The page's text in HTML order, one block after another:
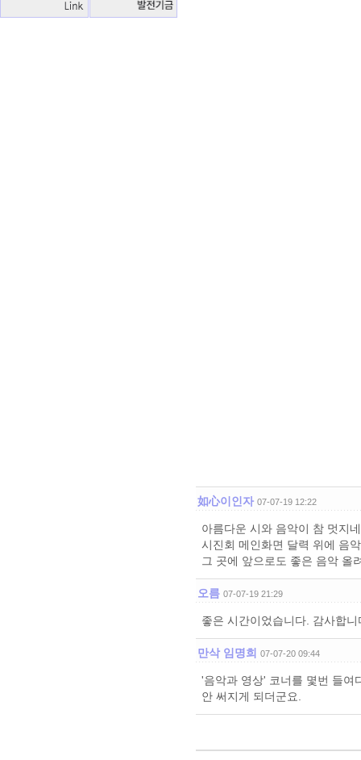
如心이인자 07-07-19 12:22
아름다운 시와 음악이 참 멋지
시진회 메인화면 달력 위에 음
그 곳에 앞으로도 좋은 음악 올
오름 07-07-19 21:29
좋은 시간이었습니다. 감사합니
만삭 임명희 07-07-20 09:44
'음악과 영상' 코너를 몇번 들여
안 써지게 되더군요.